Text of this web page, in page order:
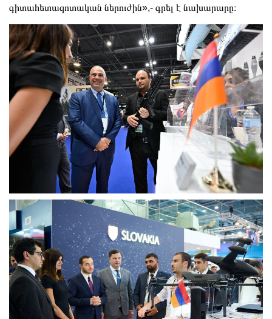
գիտահետազոտական ներուժին»,- գրել է նախարարը։